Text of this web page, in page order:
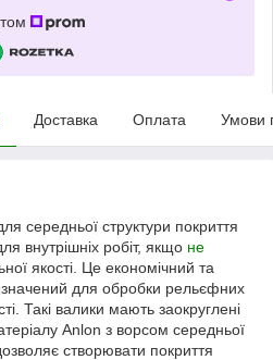
Доставка Оплата Умови
середньої структури покриття
внутрішніх робіт, якщо не
якості. Це економічний та
для обробки рельєфних
Такі валики мають заокруглені
Anlon з ворсом середньої
створювати покриття